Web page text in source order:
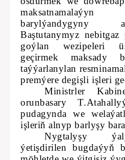
barylýandygyny
Baştutanymyz
goýlan wezipeleri
geçirmek maksady
taýýarlanylan
premýere degişli işleri
Ministrler
orunbasary
pudagynda we
işleriň alnyp barlyşy
Nygtalyşy
ýetişdirilen bugdaýyň